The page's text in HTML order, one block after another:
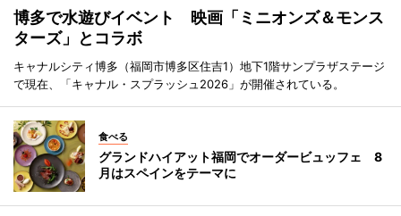
博多で水遊びイベント 映画「ミニオンズ＆モンス
ターズ」とコラボ
キャナルシティ博多（福岡市博多区住吉1）地下1階サンプラザステージ
で現在、「キャナル・スプラッシュ2026」が開催されている。
食べる
グランドハイアット福岡でオーダービュッフェ 8
月はスペインをテーマに